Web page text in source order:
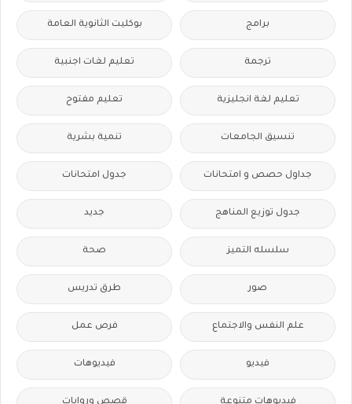
برامج بوكليت الثانوية العامة
ترجمة تعليم لغات اجنبية
تعليم لغة انجليزية تعليم مفتوح
تنسيق الجامعات تنمية بشرية
جداول حصص و امتحانات جدول امتحانات
جدول توزيع المناهج جديد
سلسله التميز صحة
صور طرق تدريس
علم النفس والاجتماع فرص عمل
فيديو فيديوهات